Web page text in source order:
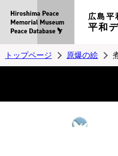
広島平
平和
トップページ 原爆の絵